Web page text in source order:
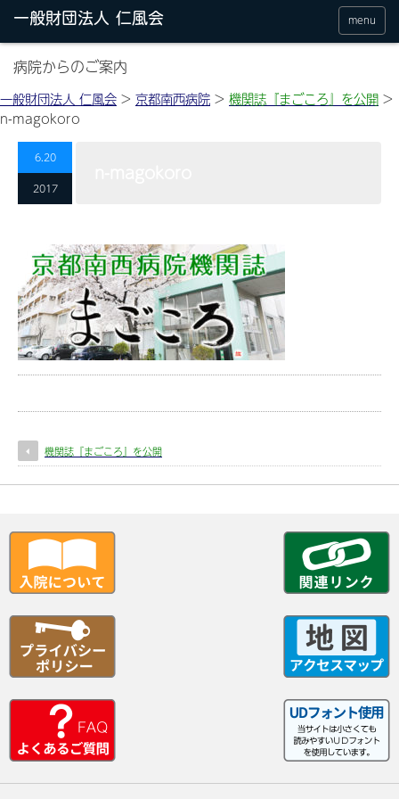
menu
病院からのご案内
一般財団法人 仁風会 > 京都南西病院 > 機関誌『まごころ』を公開 >
n-magokoro
6.20
2017
機関誌『まごころ』を公開